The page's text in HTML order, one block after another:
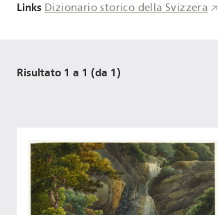
Links Dizionario storico della Svizzera
Risultato 1 a 1 (da 1)